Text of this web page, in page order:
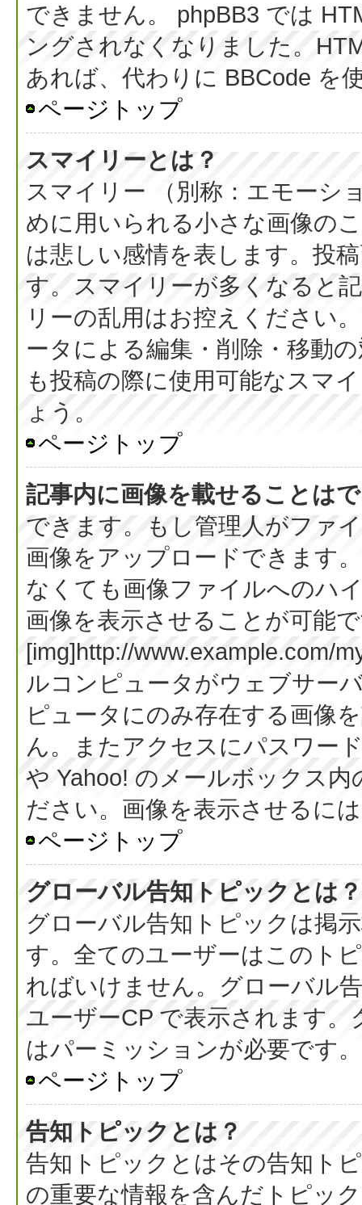
できません。 phpBB3 では
ングされなくなりました。
あれば、代わりに BBCode を
ページトップ
スマイリーとは？
スマイリー （別称：エモーシ
めに用いられる小さな画像の
は悲しい感情を表します。投
す。スマイリーが多くなると
リーの乱用はお控えください
ータによる編集・削除・移動
も投稿の際に使用可能なスマ
ょう。
ページトップ
記事内に画像を載せることは
できます。もし管理人がファ
画像をアップロードできます
なくても画像ファイルへのハ
画像を表示させることが可能
[img]http://www.example.com/
ルコンピュータがウェブサー
ピュータにのみ存在する画像
ん。またアクセスにパスワー
や Yahoo! のメールボックス
ださい。画像を表示させるに
ページトップ
グローバル告知トピックとは？
グローバル告知トピックは掲
す。全てのユーザーはこのト
ればいけません。グローバル
ユーザーCP で表示されます
はパーミッションが必要です。
ページトップ
告知トピックとは？
告知トピックとはその告知ト
の重要な情報を含んだトピッ